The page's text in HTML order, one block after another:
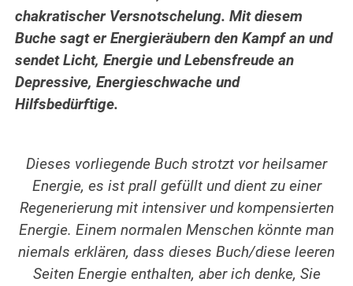
chakratischer Versnotschelung. Mit diesem
Buche sagt er Energieräubern den Kampf an und
sendet Licht, Energie und Lebensfreude an
Depressive, Energieschwache und
Hilfsbedürftige.
Dieses vorliegende Buch strotzt vor heilsamer
Energie, es ist prall gefüllt und dient zu einer
Regenerierung mit intensiver und kompensierten
Energie. Einem normalen Menschen könnte man
niemals erklären, dass dieses Buch/diese leeren
Seiten Energie enthalten, aber ich denke, Sie